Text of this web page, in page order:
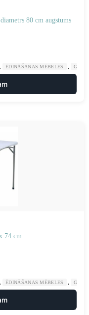
80 cm augstums
ĒDINĀŠANAS MĒBELES
74 cm
ĒDINĀŠANAS MĒBELES